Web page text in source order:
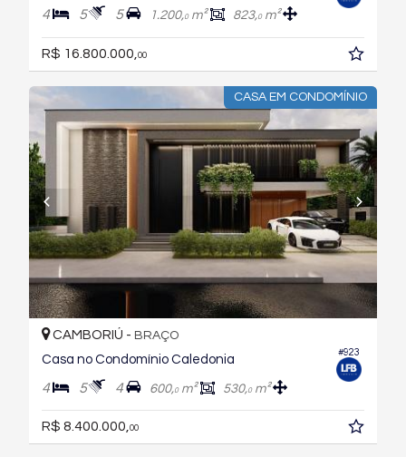
4 5 5 1.200,0m² 823,0m²
R$ 16.800.000, 00
CASA EM CONDOMÍNIO
#923
CAMBORIÚ - BRAÇO
Casa no Condomínio Caledonia
4 5 4 600,0m² 530,0m²
R$ 8.400.000,00